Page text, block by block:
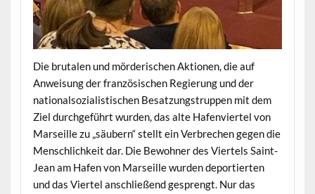
Die brutalen und mörderischen Aktionen, die auf
Anweisung der französischen Regierung und der
nationalsozialistischen Besatzungstruppen mit dem
Ziel durchgeführt wurden, das alte Hafenviertel von
Marseille zu „säubern“ stellt ein Verbrechen gegen die
Menschlichkeit dar. Die Bewohner des Viertels Saint-
Jean am Hafen von Marseille wurden deportierten
und das Viertel anschließend gesprengt. Nur das